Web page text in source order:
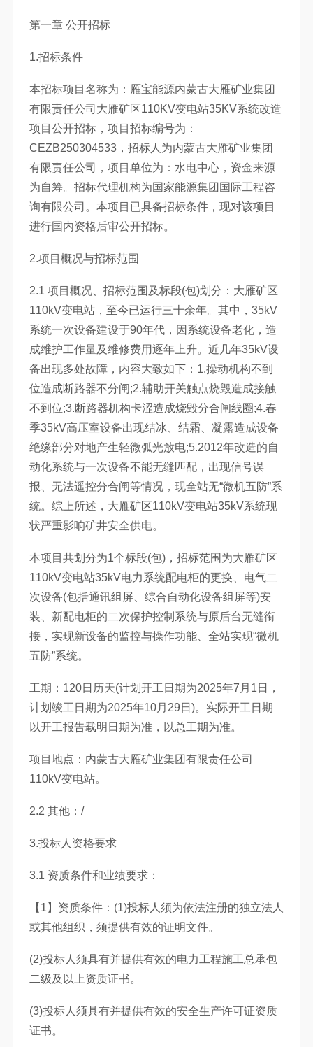
第一章 公开招标
1.招标条件
本招标项目名称为：雁宝能源内蒙古大雁矿业集团
有限责任公司大雁矿区110KV变电站35KV系统改造
项目公开招标，项目招标编号为：
CEZB250304533，招标人为内蒙古大雁矿业集团
有限责任公司，项目单位为：水电中心，资金来源
为自筹。招标代理机构为国家能源集团国际工程咨
询有限公司。本项目已具备招标条件，现对该项目
进行国内资格后审公开招标。
2.项目概况与招标范围
2.1 项目概况、招标范围及标段(包)划分：大雁矿区
110kV变电站，至今已运行三十余年。其中，35kV
系统一次设备建设于90年代，因系统设备老化，造
成维护工作量及维修费用逐年上升。近几年35kV设
备出现多处故障，内容大致如下：1.操动机构不到
位造成断路器不分闸;2.辅助开关触点烧毁造成接触
不到位;3.断路器机构卡涩造成烧毁分合闸线圈;4.春
季35kV高压室设备出现结冰、结霜、凝露造成设备
绝缘部分对地产生轻微弧光放电;5.2012年改造的自
动化系统与一次设备不能无缝匹配，出现信号误
报、无法遥控分合闸等情况，现全站无“微机五防”系
统。综上所述，大雁矿区110kV变电站35kV系统现
状严重影响矿井安全供电。
本项目共划分为1个标段(包)，招标范围为大雁矿区
110kV变电站35kV电力系统配电柜的更换、电气二
次设备(包括通讯组屏、综合自动化设备组屏等)安
装、新配电柜的二次保护控制系统与原后台无缝衔
接，实现新设备的监控与操作功能、全站实现“微机
五防”系统。
工期：120日历天(计划开工日期为2025年7月1日，
计划竣工日期为2025年10月29日)。实际开工日期
以开工报告载明日期为准，以总工期为准。
项目地点：内蒙古大雁矿业集团有限责任公司
110kV变电站。
2.2 其他：/
3.投标人资格要求
3.1 资质条件和业绩要求：
【1】资质条件：(1)投标人须为依法注册的独立法人
或其他组织，须提供有效的证明文件。
(2)投标人须具有并提供有效的电力工程施工总承包
二级及以上资质证书。
(3)投标人须具有并提供有效的安全生产许可证资质
证书。